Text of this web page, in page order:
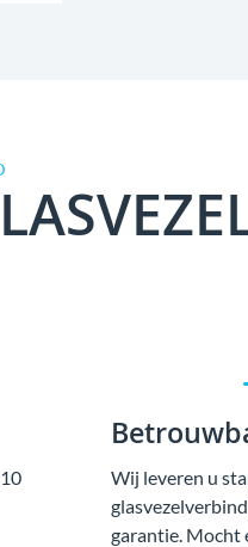
Wij leveren u
garantie. Mocht